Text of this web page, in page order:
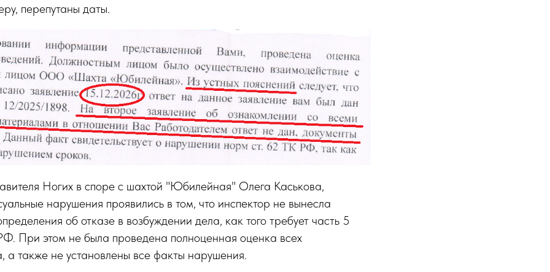
перепутаны даты.
Ногих в споре с шахтой "Юбилейная" Олега Каськова,
нарушения проявились в том, что инспектор не вынесла
об отказе в возбуждении дела, как того требует часть 5
При этом не была проведена полноценная оценка всех
а также не установлены все факты нарушения.